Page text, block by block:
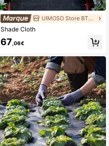
5
UIMOSO Store BTG EU
Shade Cloth
67,06€